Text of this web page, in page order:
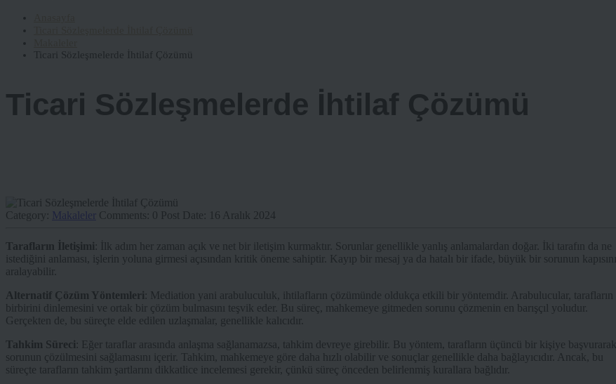
Ticari Sözleşmelerde İhtilaf Çözümü
Ticari Sözleşmelerde İhtilaf Çözümü
Category: Makaleler Comments: 0 Post Date: 16 Aralık 2024
Tarafların İletişimi : İlk adım her zaman açık ve net bir iletişim kurmaktır. Sorunlar genellikle yanlış anlamalardan doğar. İki tarafın da ne
istediğini anlaması, işlerin yoluna girmesi açısından kritik öneme sahiptir. Kayıp bir mesaj ya da hatalı bir ifade, büyük bir sorunun kapısını
aralayabilir.
Alternatif Çözüm Yöntemleri : Mediation yani arabuluculuk, ihtilafların çözümünde oldukça etkili bir yöntemdir. Arabulucular, tarafların
birbirini dinlemesini ve ortak bir çözüm bulmasını teşvik eder. Bu süreç, mahkemeye gitmeden sorunu çözmenin en barışçıl yoludur.
Gerçekten de, bu süreçte elde edilen uzlaşmalar, genellikle kalıcıdır.
Tahkim Süreci : Eğer taraflar arasında anlaşma sağlanamazsa, tahkim devreye girebilir. Bu yöntem, tarafların üçüncü bir kişiye başvurarak
sorunun çözülmesini sağlamasını içerir. Tahkim, mahkemeye göre daha hızlı olabilir ve sonuçlar genellikle daha bağlayıcıdır. Ancak, bu
süreçte tarafların tahkim şartlarını dikkatlice incelemesi gerekir, çünkü süreç önceden belirlenmiş kurallara bağlıdır.